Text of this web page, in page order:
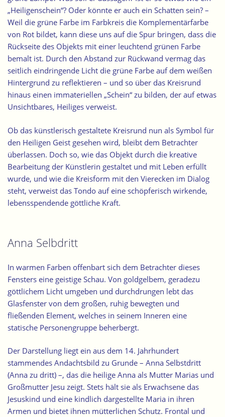
„Heiligenschein“? Oder könnte er auch ein Schatten sein? –
Weil die grüne Farbe im Farbkreis die Komplementärfarbe
von Rot bildet, kann diese uns auf die Spur bringen, dass die
Rückseite des Objekts mit einer leuchtend grünen Farbe
bemalt ist. Durch den Abstand zur Rückwand vermag das
seitlich eindringende Licht die grüne Farbe auf dem weißen
Hintergrund zu reflektieren – und so über das Kreisrund
hinaus einen immateriellen „Schein“ zu bilden, der auf etwas
Unsichtbares, Heiliges verweist.
Ob das künstlerisch gestaltete Kreisrund nun als Symbol für
den Heiligen Geist gesehen wird, bleibt dem Betrachter
überlassen. Doch so, wie das Objekt durch die kreative
Bearbeitung der Künstlerin gestaltet und mit Leben erfüllt
wurde, und wie die Kreisform mit den Vierecken im Dialog
steht, verweist das Tondo auf eine schöpferisch wirkende,
lebensspendende göttliche Kraft.
Anna Selbdritt
In warmen Farben offenbart sich dem Betrachter dieses
Fensters eine geistige Schau. Von goldgelbem, geradezu
göttlichem Licht umgeben und durchdrungen lebt das
Glasfenster von dem großen, ruhig bewegten und
fließenden Element, welches in seinem Inneren eine
statische Personengruppe beherbergt.
Der Darstellung liegt ein aus dem 14. Jahrhundert
stammendes Andachtsbild zu Grunde – Anna Selbstdritt
(Anna zu dritt) –, das die heilige Anna als Mutter Marias und
Großmutter Jesu zeigt. Stets hält sie als Erwachsene das
Jesuskind und eine kindlich dargestellte Maria in ihren
Armen und bietet ihnen mütterlichen Schutz. Frontal und